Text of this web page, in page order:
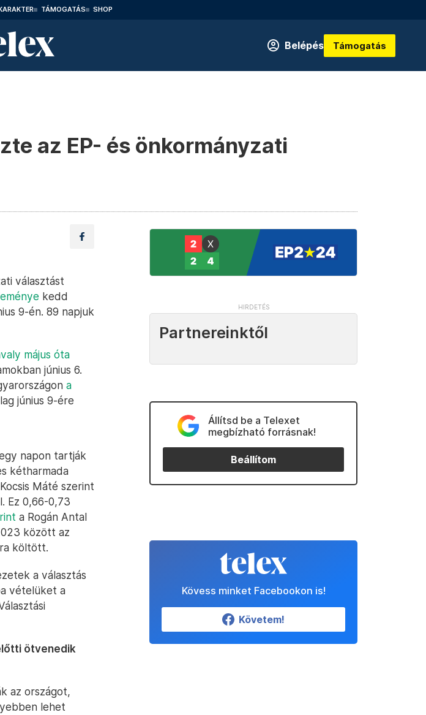
TÁMOGATÁS SHOP
Belépés Támogatás
az EP- és önkormányzati
választást
kedd
9-én. 89 napjuk
május óta
június 6.
a
június 9-ére
napon tartják
kétharmada
Máté szerint
Ez 0,66-0,73
a Rogán Antal
között az
költött.
a választás
vételüket a
ötvenedik
az országot,
lehet
Partnereinktől
Állítsd be a Telexet
megbízható forrásnak!
Beállítom
Kövess minket Facebookon is!
Követem!